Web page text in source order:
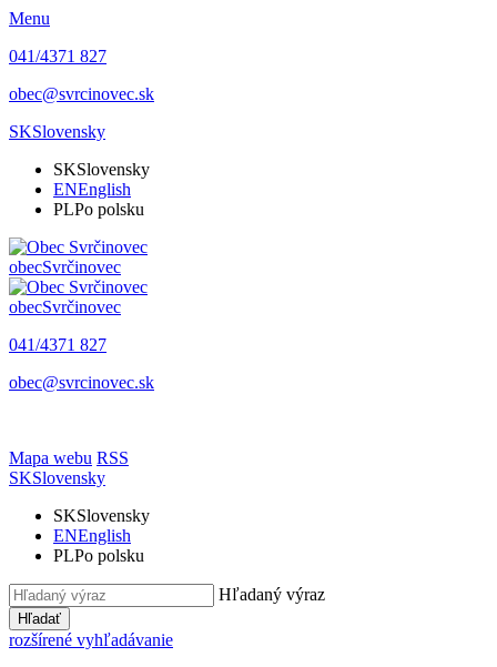
Menu
041/4371 827
obec@svrcinovec.sk
SKSlovensky
SKSlovensky
ENEnglish
PLPo polsku
obecSvrčinovec
obecSvrčinovec
041/4371 827
obec@svrcinovec.sk
Mapa webu RSS
SKSlovensky
SKSlovensky
ENEnglish
PLPo polsku
Hľadaný výraz
Hľadať
rozšírené vyhľadávanie